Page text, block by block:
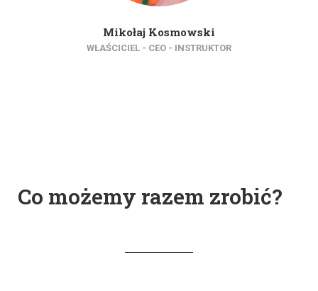
Mikołaj Kosmowski
WŁAŚCICIEL - CEO - INSTRUKTOR
Co możemy razem zrobić?